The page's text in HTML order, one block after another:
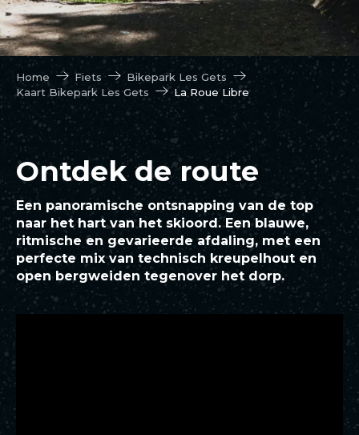
Home Fiets
Bikepark Les Gets
Kaart Bikepark Les Gets
La Roue Libre
Ontdek de route
Een panoramische ontsnapping van de top
naar het hart van het skioord. Een blauwe,
ritmische en gevarieerde afdaling, met een
perfecte mix van technisch kreupelhout en
open bergweiden tegenover het dorp.